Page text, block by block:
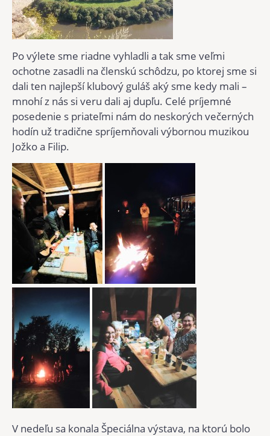
Po výlete sme riadne vyhladli a tak sme veľmi
ochotne zasadli na členskú schôdzu, po ktorej sme si
dali ten najlepší klubový guláš aký sme kedy mali –
mnohí z nás si veru dali aj dupľu. Celé príjemné
posedenie s priateľmi nám do neskorých večerných
hodín už tradične spríjemňovali výbornou muzikou
Jožko a Filip.
V nedeľu sa konala Špeciálna výstava, na ktorú bolo